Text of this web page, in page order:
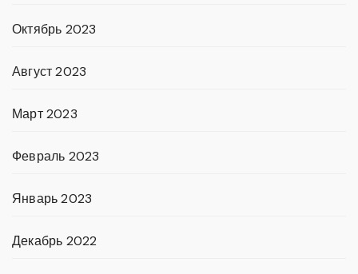
Октябрь 2023
Август 2023
Март 2023
Февраль 2023
Январь 2023
Декабрь 2022